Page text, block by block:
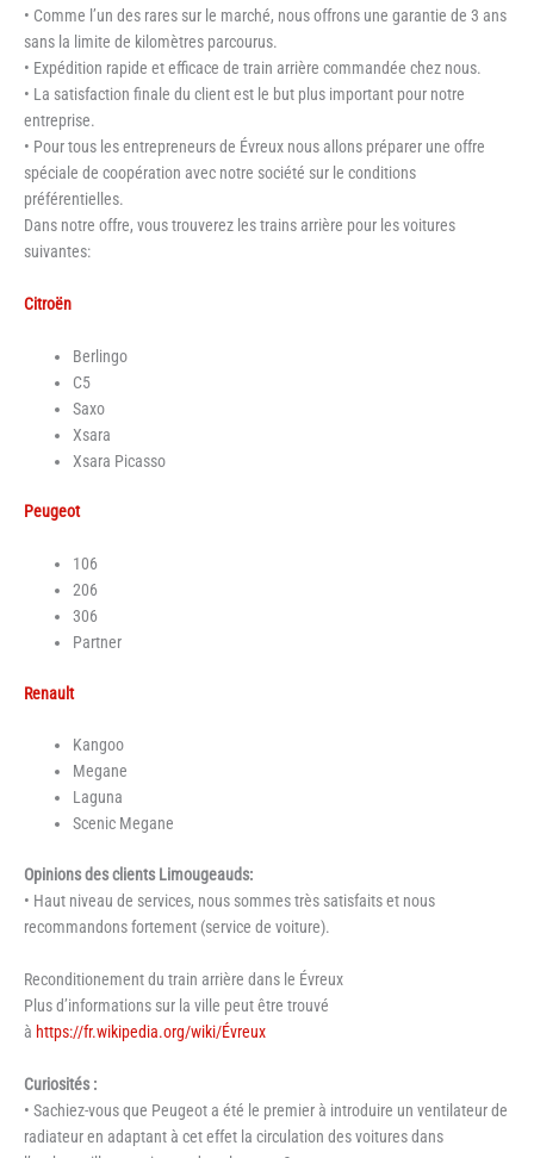
• Comme l’un des rares sur le marché, nous offrons une garantie de 3 ans
sans la limite de kilomètres parcourus.
• Expédition rapide et efficace de train arrière commandée chez nous.
• La satisfaction finale du client est le but plus important pour notre
entreprise.
• Pour tous les entrepreneurs de Évreux nous allons préparer une offre
spéciale de coopération avec notre société sur le conditions
préférentielles.
Dans notre offre, vous trouverez les trains arrière pour les voitures
suivantes:
Citroën
Berlingo
C5
Saxo
Xsara
Xsara Picasso
Peugeot
106
206
306
Partner
Renault
Kangoo
Megane
Laguna
Scenic Megane
Opinions des clients Limougeauds:
• Haut niveau de services, nous sommes très satisfaits et nous
recommandons fortement (service de voiture).
Reconditionement du train arrière dans le Évreux
Plus d’informations sur la ville peut être trouvé
à https://fr.wikipedia.org/wiki/Évreux
Curiosités :
• Sachiez-vous que Peugeot a été le premier à introduire un ventilateur de
radiateur en adaptant à cet effet la circulation des voitures dans